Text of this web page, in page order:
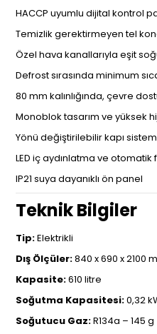
HACCP uyumlu dijital kontrol
Temizlik gerektirmeyen tel
Özel hava kanallarıyla eşit
Defrost sırasında minimum
80 mm kalınlığında, çevre
Monoblok tasarım ve yüksek
Yönü değiştirilebilir kapı
LED iç aydınlatma ve
IP21 suya dayanıklı ön panel
Teknik Bilgiler
Tip:Elektrikli
Dış Ölçüler:840 x 690 x 2100
Kapasite:610 litre
Soğutma Kapasitesi:0,32
Soğutucu Gaz:R134a – 145 g